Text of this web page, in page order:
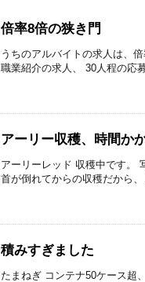
倍率8倍の狭き門
うちのアルバイトの求人は、
職業紹介の求人、 30人程の応募
アーリー収穫、時間か
アーリーレッド 収穫中です。
首が倒れてからの収穫だから、
積みすぎました
たまねぎ コンテナ50ケース超